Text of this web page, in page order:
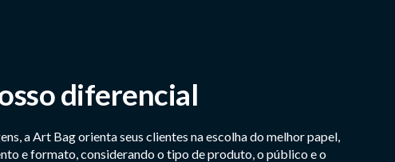
diferencial
a Art Bag orienta seus clientes na escolha do melhor papel,
e formato, considerando o tipo de produto, o público e o